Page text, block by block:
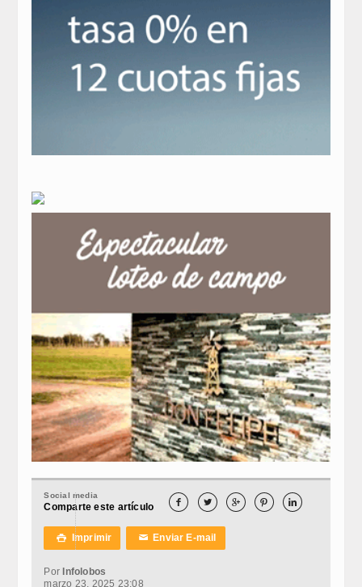
Social media
Comparte este artículo     
 Imprimir ✉Enviar E-mail
Por Infolobos
marzo 23, 2025 23:08